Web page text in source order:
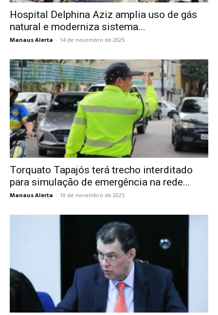
Hospital Delphina Aziz amplia uso de gás
natural e moderniza sistema...
Manaus Alerta - 14 de novembro de 2025
Torquato Tapajós terá trecho interditado
para simulação de emergência na rede...
Manaus Alerta - 10 de novembro de 2025